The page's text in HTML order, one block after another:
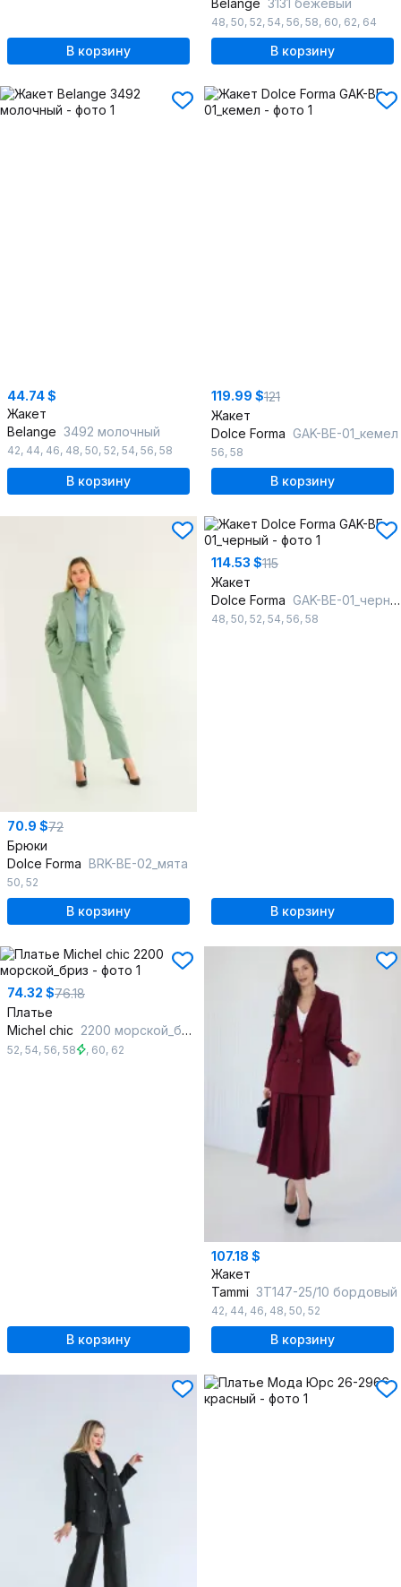
В корзину
Belange 3131 бежевый
48, 50, 52, 54, 56, 58, 60, 62, 64
В корзину
44.74 $
Жакет
Belange 3492 молочный
42, 44, 46, 48, 50, 52, 54, 56, 58
В корзину
119.99 $121
Жакет
Dolce Forma GAK-BE-01_кемел
56, 58
В корзину
70.9 $72
Брюки
Dolce Forma BRK-BE-02_мята
50, 52
В корзину
114.53 $115
Жакет
Dolce Forma GAK-BE-01_черный
48, 50, 52, 54, 56, 58
В корзину
74.32 $76.18
Платье
Michel chic 2200 морской_бриз
52, 54, 56, 58 , 60, 62
В корзину
107.18 $
Жакет
Tammi 3Т147-25/10 бордовый
42, 44, 46, 48, 50, 52
В корзину